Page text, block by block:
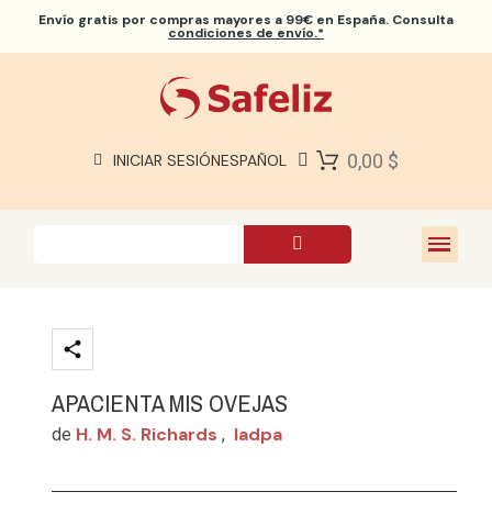
Envío gratis por compras mayores a 99€ en España. Consulta
condiciones de envío.*
INICIAR SESIÓNESPAÑOL 0,00 $
APACIENTA MIS OVEJAS
de H. M. S. Richards , Iadpa